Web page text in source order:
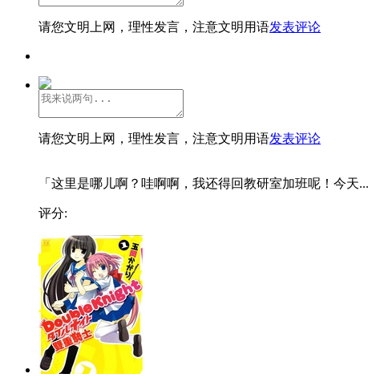
请您文明上网，理性发言，注意文明用语发表评论
请您文明上网，理性发言，注意文明用语发表评论
「这里是哪儿啊？哇啊啊，我还得回教研室加班呢！今天...
评分: